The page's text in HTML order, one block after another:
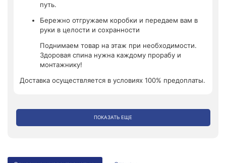
путь.
Бережно отгружаем коробки и передаем вам в
руки в целости и сохранности
Поднимаем товар на этаж при необходимости.
Здоровая спина нужна каждому прорабу и
монтажнику!
Доставка осуществляется в условиях 100% предоплаты.
ПОКАЗАТЬ ЕЩЕ